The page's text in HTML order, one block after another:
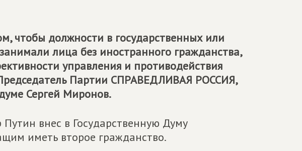
чтобы должности в государственных или
лица без иностранного гражданства,
управления и противодействия
Партии СПРАВЕДЛИВАЯ РОССИЯ,
Сергей Миронов.
внес в Государственную Думу
иметь второе гражданство.